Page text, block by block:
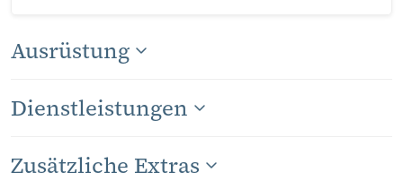
Ausrüstung
Dienstleistungen
Zusätzliche Extras